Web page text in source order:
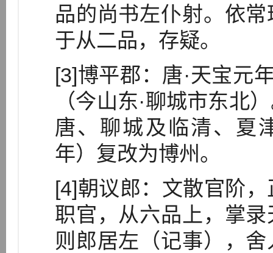
品的尚书左仆射。依
于从二品，存疑。
[3]博平郡：唐·天宝元
（今山东·聊城市东北
唐、聊城及临清、夏
年）复改为博州。
[4]朝议郎：文散官阶
职官，从六品上，掌
则郎居左（记事），